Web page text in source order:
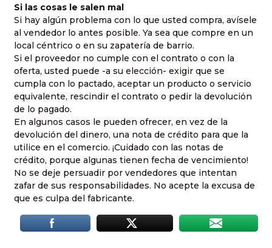
Si las cosas le salen mal
Si hay algún problema con lo que usted compra, avísele
al vendedor lo antes posible. Ya sea que compre en un
local céntrico o en su zapatería de barrio.
Si el proveedor no cumple con el contrato o con la
oferta, usted puede -a su elección- exigir que se
cumpla con lo pactado, aceptar un producto o servicio
equivalente, rescindir el contrato o pedir la devolución
de lo pagado.
En algunos casos le pueden ofrecer, en vez de la
devolución del dinero, una nota de crédito para que la
utilice en el comercio. ¡Cuidado con las notas de
crédito, porque algunas tienen fecha de vencimiento!
No se deje persuadir por vendedores que intentan
zafar de sus responsabilidades. No acepte la excusa de
que es culpa del fabricante.